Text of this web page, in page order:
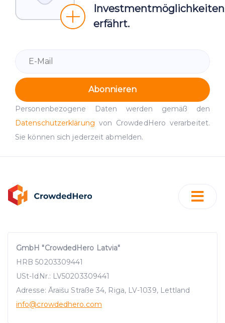
Investmentmöglichkeiten
erfährt.
Abonnieren
Personenbezogene Daten werden gemäß den
Datenschutzerklärung von CrowdedHero verarbeitet.
Sie können sich jederzeit abmelden.
GmbH "CrowdedHero Latvia"
HRB 50203309441
USt-IdNr.: LV50203309441
Adresse: Āraišu Straße 34, Riga, LV-1039, Lettland
info@crowdedhero.com